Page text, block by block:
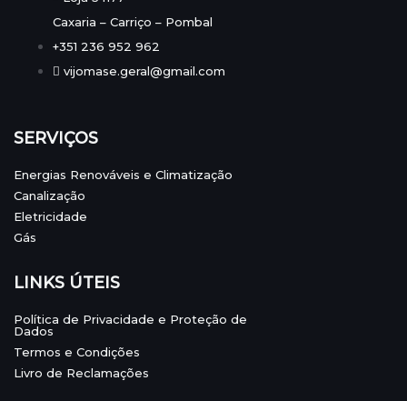
Caxaria – Carriço – Pombal
+351 236 952 962
vijomase.geral@gmail.com
SERVIÇOS
Energias Renováveis e Climatização
Canalização
Eletricidade
Gás
LINKS ÚTEIS
Política de Privacidade e Proteção de
Dados
Termos e Condições
Livro de Reclamações